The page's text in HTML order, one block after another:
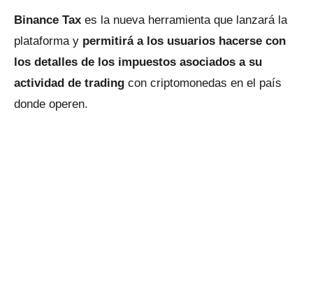
Binance Tax es la nueva herramienta que lanzará la
plataforma y permitirá a los usuarios hacerse con
los detalles de los impuestos asociados a su
actividad de trading con criptomonedas en el país
donde operen.